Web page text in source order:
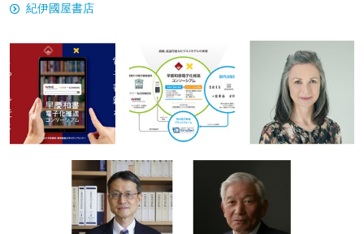
紀伊國屋書店